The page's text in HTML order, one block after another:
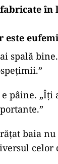
este
spală
pâine. „Îți
baia
celor